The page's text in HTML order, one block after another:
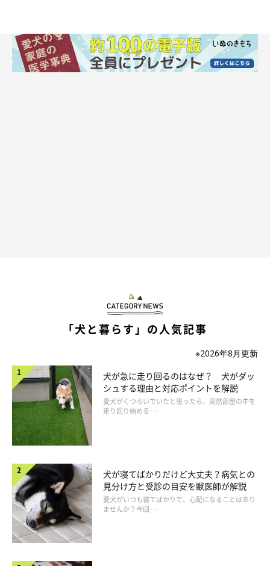
いぬのきもちweb
「犬と暮らす」の人気記事
※2026年8月更新
犬が急に走り回るのはなぜ？ 犬がダッ
シュする理由と対応ポイントを解説
愛犬がくつろいでいたと思ったら、突然部屋の中を
走り回り始める …
犬が寝てばかりだけど大丈夫？病気との
見分け方と受診の目安を獣医師が解説
愛犬がいつも寝てばかりで、心配になることはあり
ませんか？今回 …